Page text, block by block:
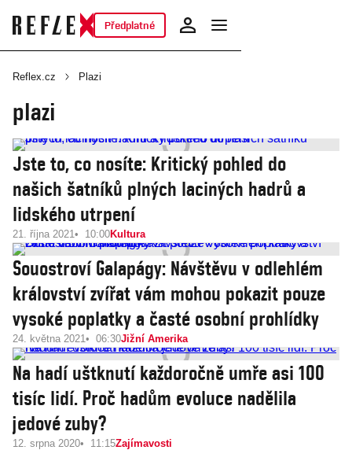
Předplatné
Reflex.cz Plazi
plazi
Jste to, co nosíte: Kritický pohled do
našich šatníků plných laciných hadrů a
lidského utrpení
21. října 2021 10:00Kultura
Souostroví Galapágy: Návštěvu v odlehlém
království zvířat vám mohou pokazit pouze
vysoké poplatky a časté osobní prohlídky
24. května 2021 06:30Jižní Amerika
Na hadí uštknutí každoročně umře asi 100
tisíc lidí. Proč hadům evoluce nadělila
jedové zuby?
12. srpna 2020 11:15Zajímavosti